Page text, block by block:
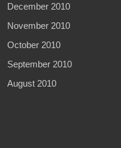
December 2010
November 2010
October 2010
September 2010
August 2010